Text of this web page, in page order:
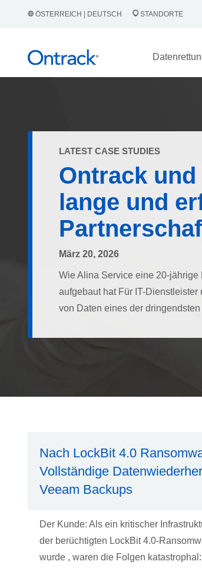
ÖSTERREICH | DEUTSCH STANDORTE
LATEST CASE STUDIES
Ontrack
lange und
März 20, 2026
Wie Alina Service eine 20-jährige
aufgebaut hat Für IT-
von Daten eines der dringendsten
Nach LockBit 4.0
Vollständige
Veeam Backups
Der Kunde: Als ein kritischer
der berüchtigten LockBit 4.0-
wurde , waren die Folgen